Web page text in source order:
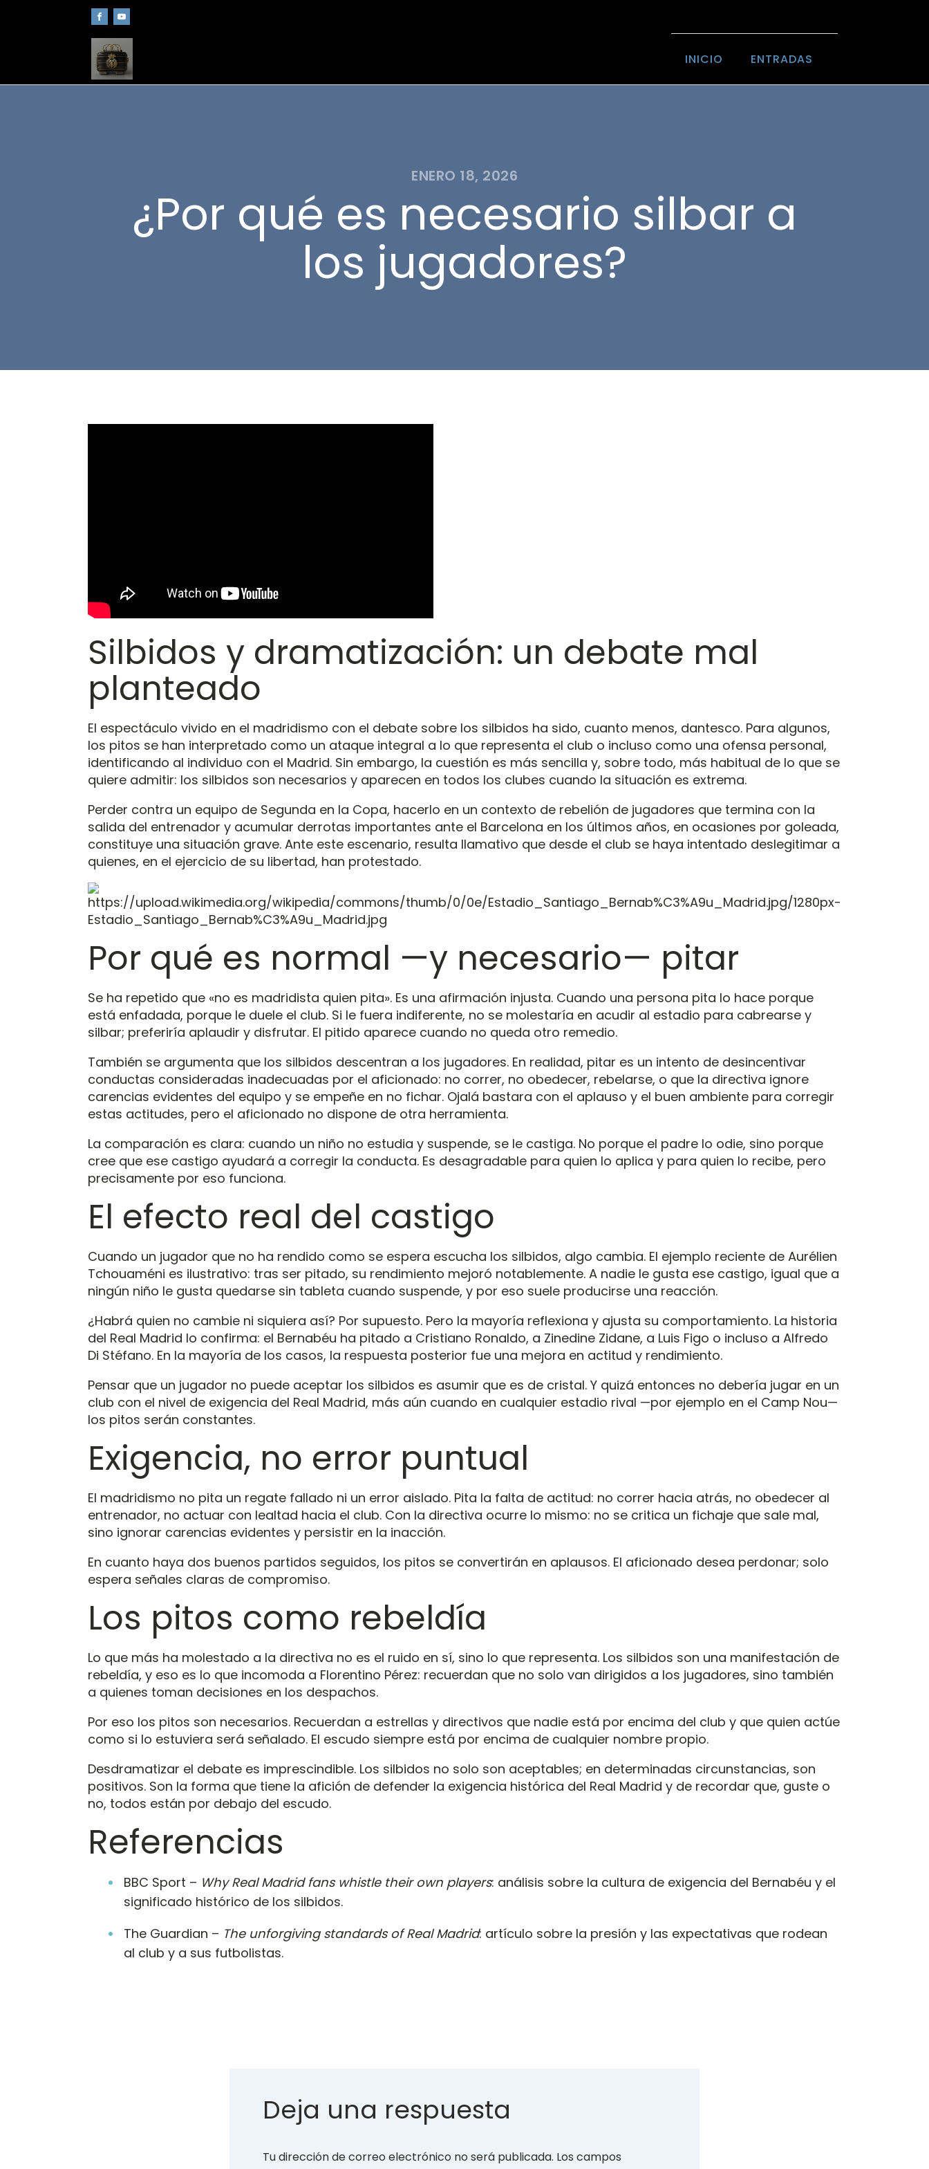
INICIO ENTRADAS
ENERO 18, 2026
¿Por qué es necesario silbar a
los jugadores?
Silbidos y dramatización: un debate mal
planteado
El espectáculo vivido en el madridismo con el debate sobre los silbidos ha sido, cuanto menos, dantesco. Para algunos,
los pitos se han interpretado como un ataque integral a lo que representa el club o incluso como una ofensa personal,
identificando al individuo con el Madrid. Sin embargo, la cuestión es más sencilla y, sobre todo, más habitual de lo que se
quiere admitir: los silbidos son necesarios y aparecen en todos los clubes cuando la situación es extrema.
Perder contra un equipo de Segunda en la Copa, hacerlo en un contexto de rebelión de jugadores que termina con la
salida del entrenador y acumular derrotas importantes ante el Barcelona en los últimos años, en ocasiones por goleada,
constituye una situación grave. Ante este escenario, resulta llamativo que desde el club se haya intentado deslegitimar a
quienes, en el ejercicio de su libertad, han protestado.
Por qué es normal —y necesario— pitar
Se ha repetido que «no es madridista quien pita». Es una afirmación injusta. Cuando una persona pita lo hace porque
está enfadada, porque le duele el club. Si le fuera indiferente, no se molestaría en acudir al estadio para cabrearse y
silbar; preferiría aplaudir y disfrutar. El pitido aparece cuando no queda otro remedio.
También se argumenta que los silbidos descentran a los jugadores. En realidad, pitar es un intento de desincentivar
conductas consideradas inadecuadas por el aficionado: no correr, no obedecer, rebelarse, o que la directiva ignore
carencias evidentes del equipo y se empeñe en no fichar. Ojalá bastara con el aplauso y el buen ambiente para corregir
estas actitudes, pero el aficionado no dispone de otra herramienta.
La comparación es clara: cuando un niño no estudia y suspende, se le castiga. No porque el padre lo odie, sino porque
cree que ese castigo ayudará a corregir la conducta. Es desagradable para quien lo aplica y para quien lo recibe, pero
precisamente por eso funciona.
El efecto real del castigo
Cuando un jugador que no ha rendido como se espera escucha los silbidos, algo cambia. El ejemplo reciente de Aurélien
Tchouaméni es ilustrativo: tras ser pitado, su rendimiento mejoró notablemente. A nadie le gusta ese castigo, igual que a
ningún niño le gusta quedarse sin tableta cuando suspende, y por eso suele producirse una reacción.
¿Habrá quien no cambie ni siquiera así? Por supuesto. Pero la mayoría reflexiona y ajusta su comportamiento. La historia
del Real Madrid lo confirma: el Bernabéu ha pitado a Cristiano Ronaldo, a Zinedine Zidane, a Luis Figo o incluso a Alfredo
Di Stéfano. En la mayoría de los casos, la respuesta posterior fue una mejora en actitud y rendimiento.
Pensar que un jugador no puede aceptar los silbidos es asumir que es de cristal. Y quizá entonces no debería jugar en un
club con el nivel de exigencia del Real Madrid, más aún cuando en cualquier estadio rival —por ejemplo en el Camp Nou—
los pitos serán constantes.
Exigencia, no error puntual
El madridismo no pita un regate fallado ni un error aislado. Pita la falta de actitud: no correr hacia atrás, no obedecer al
entrenador, no actuar con lealtad hacia el club. Con la directiva ocurre lo mismo: no se critica un fichaje que sale mal,
sino ignorar carencias evidentes y persistir en la inacción.
En cuanto haya dos buenos partidos seguidos, los pitos se convertirán en aplausos. El aficionado desea perdonar; solo
espera señales claras de compromiso.
Los pitos como rebeldía
Lo que más ha molestado a la directiva no es el ruido en sí, sino lo que representa. Los silbidos son una manifestación de
rebeldía, y eso es lo que incomoda a Florentino Pérez: recuerdan que no solo van dirigidos a los jugadores, sino también
a quienes toman decisiones en los despachos.
Por eso los pitos son necesarios. Recuerdan a estrellas y directivos que nadie está por encima del club y que quien actúe
como si lo estuviera será señalado. El escudo siempre está por encima de cualquier nombre propio.
Desdramatizar el debate es imprescindible. Los silbidos no solo son aceptables; en determinadas circunstancias, son
positivos. Son la forma que tiene la afición de defender la exigencia histórica del Real Madrid y de recordar que, guste o
no, todos están por debajo del escudo.
Referencias
BBC Sport – Why Real Madrid fans whistle their own players: análisis sobre la cultura de exigencia del Bernabéu y el
significado histórico de los silbidos.
The Guardian – The unforgiving standards of Real Madrid: artículo sobre la presión y las expectativas que rodean
al club y a sus futbolistas.
Deja una respuesta
Tu dirección de correo electrónico no será publicada. Los campos